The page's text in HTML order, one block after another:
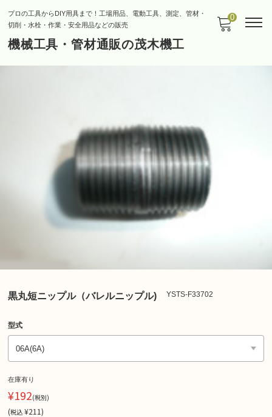
プロの工具からDIY用具まで！工場用品、電動工具、測定、管材・
切削・水栓・作業・安全用品などの販売
機械工具・管材通販の茂木機工
0
黒丸短ニップル（バレルニップル) YSTS-F33702
型式
在庫有り
¥192(税別)
(税込 ¥211)